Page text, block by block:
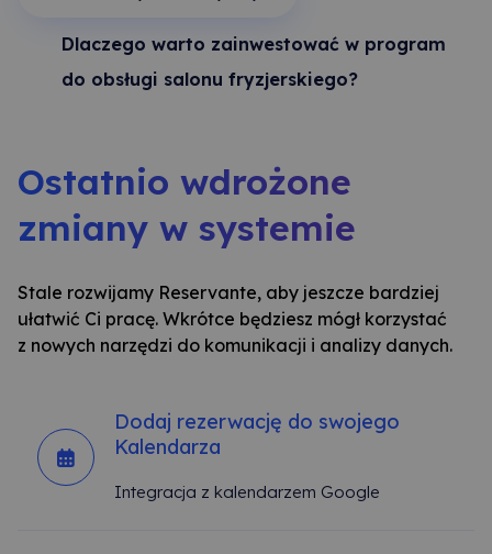
Dlaczego warto zainwestować w program
do obsługi salonu fryzjerskiego?
Ostatnio wdrożone
zmiany w systemie
Stale rozwijamy Reservante, aby jeszcze bardziej
ułatwić Ci pracę. Wkrótce będziesz mógł korzystać
z nowych narzędzi do komunikacji i analizy danych.
Dodaj rezerwację do swojego
Kalendarza
Integracja z kalendarzem Google